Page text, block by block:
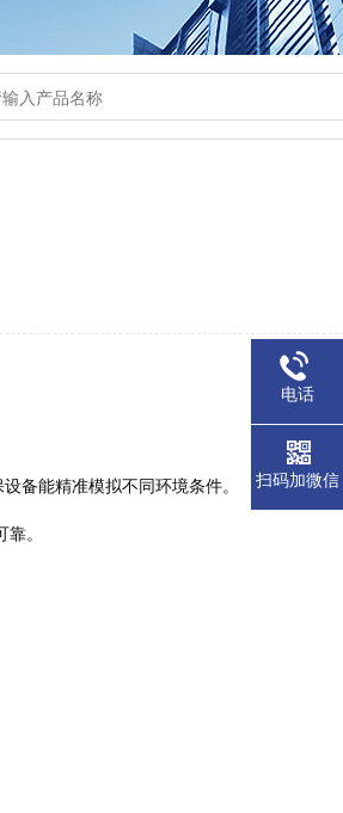
备能精准模拟不同环境条件。
。
电话
扫码加微信